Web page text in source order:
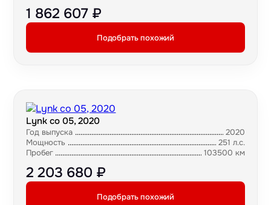
1 862 607 ₽
Подобрать похожий
Lynk co 05, 2020
Год выпуска
2020
Мощность
251 л.с.
Пробег
103500 км
2 203 680 ₽
Подобрать похожий